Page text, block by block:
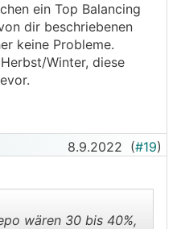
ein Top Balancing
dir beschriebenen
keine Probleme.
Winter, diese
8.9.2022 (#19)
wären 30 bis 40%,